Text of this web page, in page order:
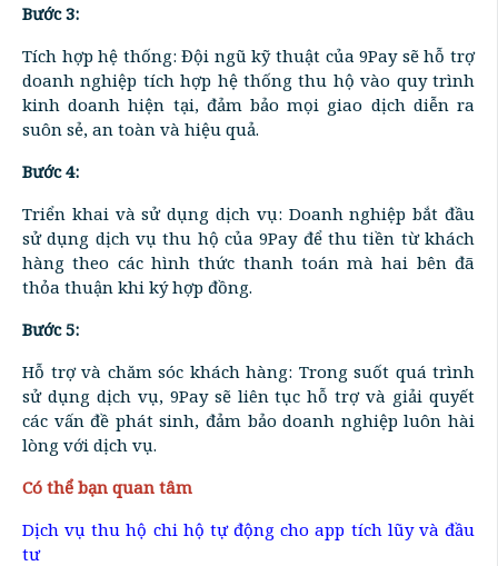
Bước 3:
Tích hợp hệ thống: Đội ngũ kỹ thuật của 9Pay sẽ hỗ trợ
doanh nghiệp tích hợp hệ thống thu hộ vào quy trình
kinh doanh hiện tại, đảm bảo mọi giao dịch diễn ra
suôn sẻ, an toàn và hiệu quả.
Bước 4:
Triển khai và sử dụng dịch vụ: Doanh nghiệp bắt đầu
sử dụng dịch vụ thu hộ của 9Pay để thu tiền từ khách
hàng theo các hình thức thanh toán mà hai bên đã
thỏa thuận khi ký hợp đồng.
Bước 5:
Hỗ trợ và chăm sóc khách hàng: Trong suốt quá trình
sử dụng dịch vụ, 9Pay sẽ liên tục hỗ trợ và giải quyết
các vấn đề phát sinh, đảm bảo doanh nghiệp luôn hài
lòng với dịch vụ.
Có thể bạn quan tâm
Dịch vụ thu hộ chi hộ tự động cho app tích lũy và đầu
tư